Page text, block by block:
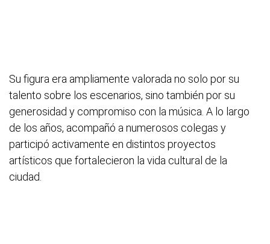
Su figura era ampliamente valorada no solo por su
talento sobre los escenarios, sino también por su
generosidad y compromiso con la música. A lo largo
de los años, acompañó a numerosos colegas y
participó activamente en distintos proyectos
artísticos que fortalecieron la vida cultural de la
ciudad.